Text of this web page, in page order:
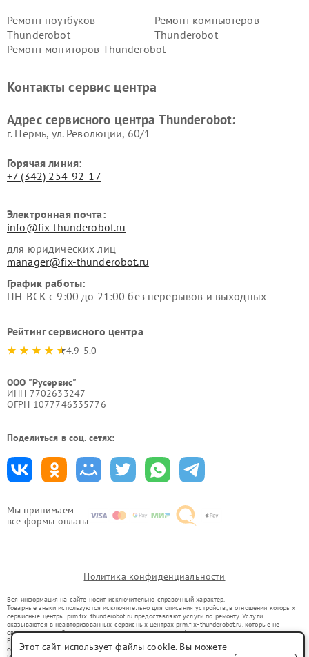
Мы принимаем
все формы оплаты
Ремонт ноутбуков
Thunderobot
Ремонт компьютеров
Thunderobot
Ремонт мониторов Thunderobot
Контакты сервис центра
Адрес сервисного центра Thunderobot:
г. Пермь, ул. ​Революции, 60/1
Горячая линия:
+7 (342) 254-92-17
Электронная почта:
info@fix-thunderobot.ru
для юридических лиц
manager@fix-thunderobot.ru
График работы:
ПН-ВСК с 9:00 до 21:00 без перерывов и выходных
Рейтинг сервисного центра
4.9-5.0
ООО "Русервис"
ИНН 7702633247
ОГРН 1077746335776
Поделиться в соц. сетях:
Политика конфиденциальности
Вся информация на сайте носит исключительно справочный характер.
Товарные знаки используются исключительно для описания устройств, в отношении которых
сервисные центры prm.fix-thunderobot.ru предоставляют услуги по ремонту. Услуги
оказываются в неавторизованных сервисных центрах prm.fix-thunderobot.ru, которые не
связаны с правообладателями товарных знаков или их официальными представителями.
Ремонт осуществляется для устройств, уже введенных в гражданский оборот в соответствии
со статьей 1487 ГК РФ.
Этот сайт использует файлы cookie. Вы можете